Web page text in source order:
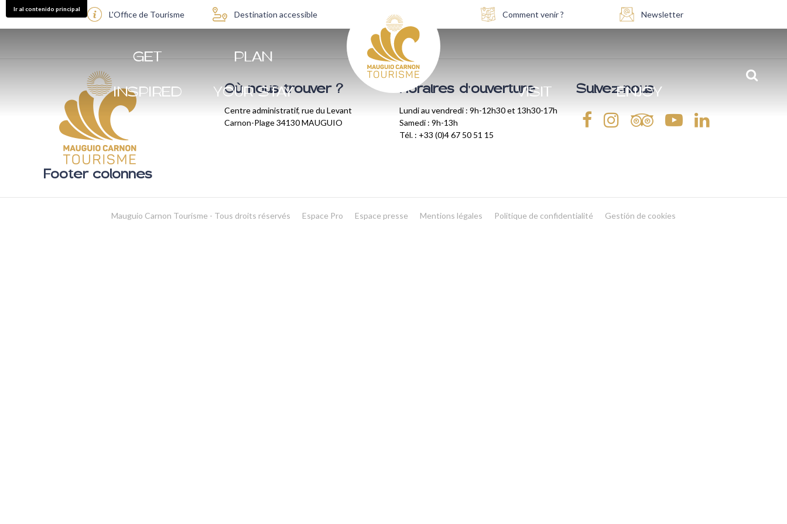
Ir al contenido principal
L'Office de Tourisme Destination accessible Comment venir ? Newsletter
GET
INSPIRED
PLAN
YOUR STAY VISIT ENJOY
Footer colonnes
Où nous trouver ?
Centre administratif, rue du Levant
Carnon-Plage 34130 MAUGUIO
Horaires d'ouverture
Lundi au vendredi : 9h-12h30 et 13h30-17h
Samedi : 9h-13h
Tél. : +33 (0)4 67 50 51 15
Suivez-nous
Mauguio Carnon Tourisme - Tous droits réservés Espace Pro Espace presse Mentions légales Politique de confidentialité Gestión de cookies